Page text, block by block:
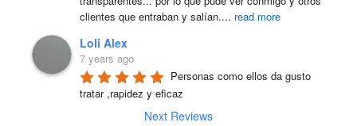
clientes que entraban y salían.... read more
Loli Alex
7 years ago
Personas como ellos da gusto
tratar ,rapidez y eficaz
Next Reviews